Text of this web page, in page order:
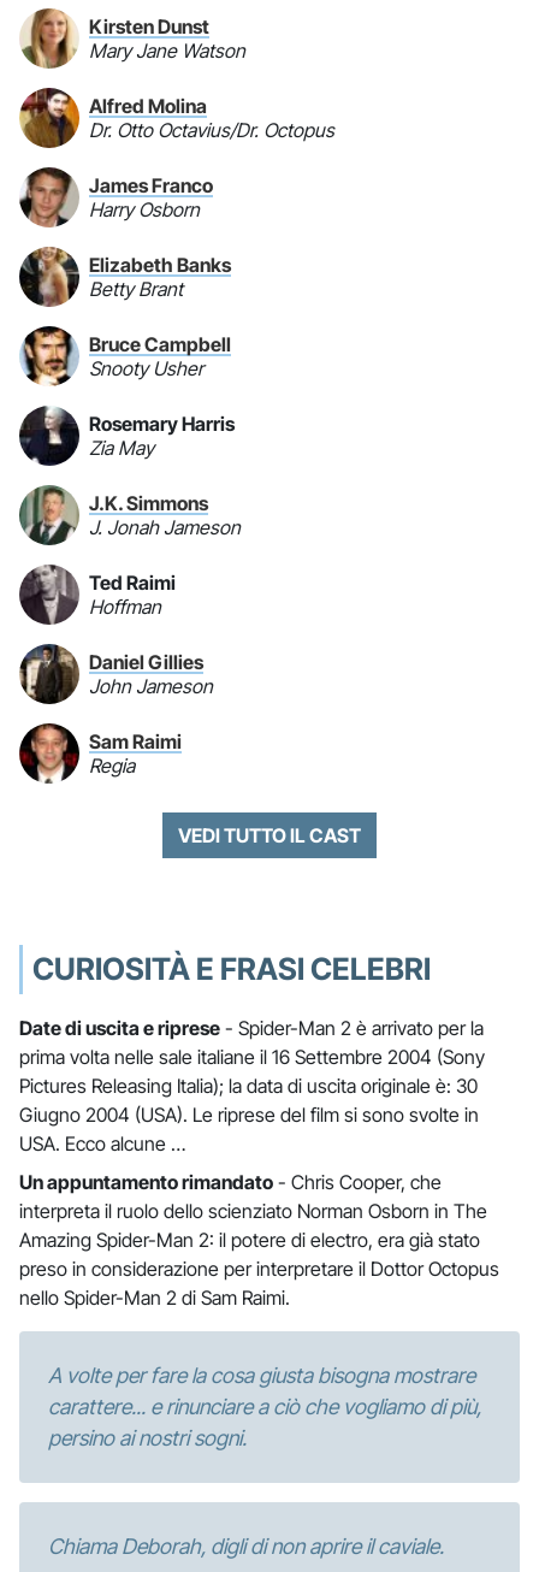
Kirsten Dunst
Mary Jane Watson
Alfred Molina
Dr. Otto Octavius/Dr. Octopus
James Franco
Harry Osborn
Elizabeth Banks
Betty Brant
Bruce Campbell
Snooty Usher
Rosemary Harris
Zia May
J.K. Simmons
J. Jonah Jameson
Ted Raimi
Hoffman
Daniel Gillies
John Jameson
Sam Raimi
Regia
VEDI TUTTO IL CAST
CURIOSITÀ E FRASI CELEBRI
Date di uscita e riprese - Spider-Man 2 è arrivato per la
prima volta nelle sale italiane il 16 Settembre 2004 (Sony
Pictures Releasing Italia); la data di uscita originale è: 30
Giugno 2004 (USA). Le riprese del film si sono svolte in
USA. Ecco alcune …
Un appuntamento rimandato - Chris Cooper, che
interpreta il ruolo dello scienziato Norman Osborn in The
Amazing Spider-Man 2: il potere di electro, era già stato
preso in considerazione per interpretare il Dottor Octopus
nello Spider-Man 2 di Sam Raimi.
A volte per fare la cosa giusta bisogna mostrare
carattere... e rinunciare a ciò che vogliamo di più,
persino ai nostri sogni.
Chiama Deborah, digli di non aprire il caviale.